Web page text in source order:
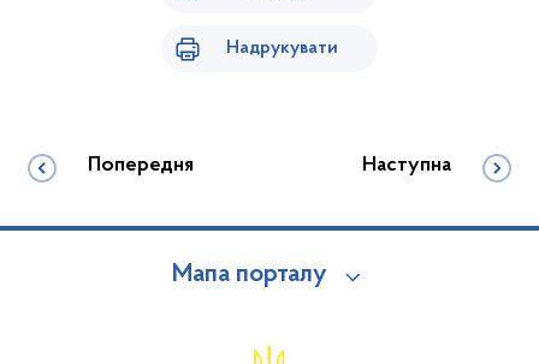
Надрукувати
Попередня Наступна
Мапа порталу